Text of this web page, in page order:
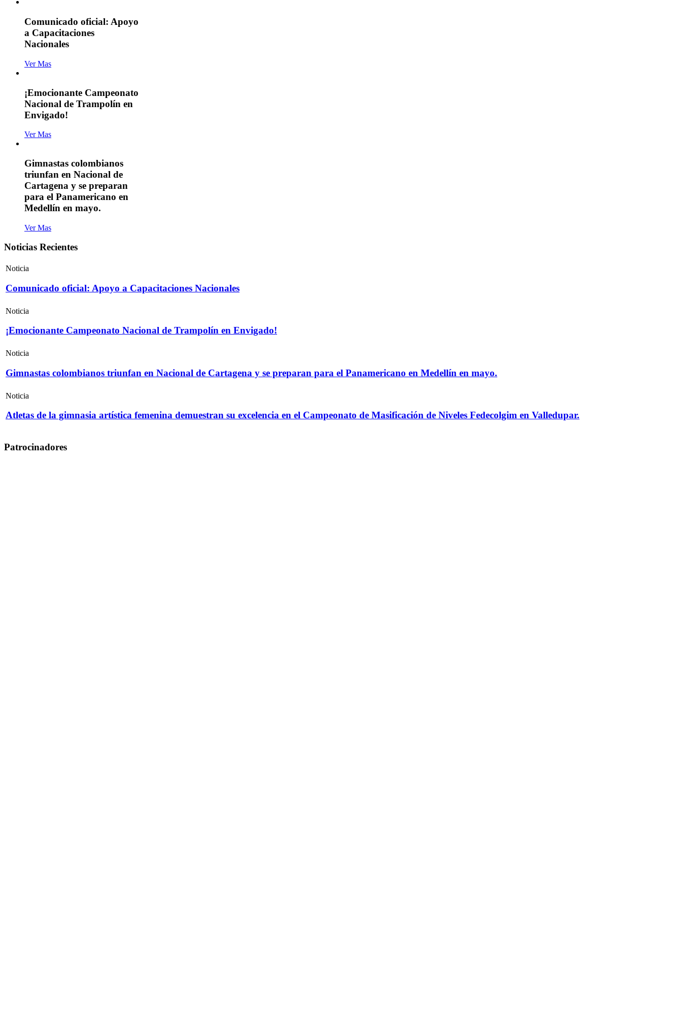
Comunicado oficial: Apoyo
a Capacitaciones
Nacionales
Ver Mas
¡Emocionante Campeonato
Nacional de Trampolín en
Envigado!
Ver Mas
Gimnastas colombianos
triunfan en Nacional de
Cartagena y se preparan
para el Panamericano en
Medellín en mayo.
Ver Mas
Noticias Recientes
Noticia
Comunicado oficial: Apoyo a Capacitaciones Nacionales
Noticia
¡Emocionante Campeonato Nacional de Trampolín en Envigado!
Noticia
Gimnastas colombianos triunfan en Nacional de Cartagena y se preparan para el Panamericano en Medellín en mayo.
Noticia
Atletas de la gimnasia artística femenina demuestran su excelencia en el Campeonato de Masificación de Niveles Fedecolgim en Valledupar.
Patrocinadores